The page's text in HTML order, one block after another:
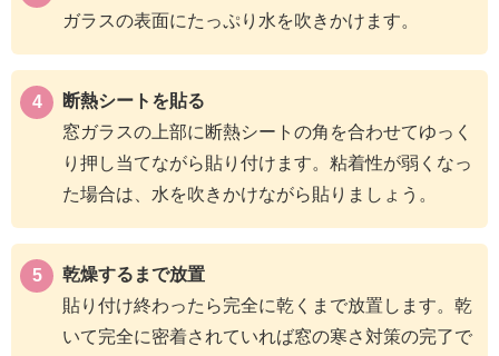
ガラスの表面にたっぷり水を吹きかけます。
断熱シートを貼る
窓ガラスの上部に断熱シートの角を合わせてゆっく
り押し当てながら貼り付けます。粘着性が弱くなっ
た場合は、水を吹きかけながら貼りましょう。
乾燥するまで放置
貼り付け終わったら完全に乾くまで放置します。乾
いて完全に密着されていれば窓の寒さ対策の完了で